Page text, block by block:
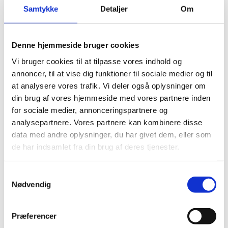
Samtykke Detaljer Om
Denne hjemmeside bruger cookies
Vi bruger cookies til at tilpasse vores indhold og
annoncer, til at vise dig funktioner til sociale medier og til
at analysere vores trafik. Vi deler også oplysninger om
din brug af vores hjemmeside med vores partnere inden
for sociale medier, annonceringspartnere og
analysepartnere. Vores partnere kan kombinere disse
data med andre oplysninger, du har givet dem, eller som
de har indsamlet fra din brug af deres tjenester.
Nødvendig
Præferencer
handlingsplaner. Ministerkonferencen i Leuven i maj
analyse.
Ved konferencen i Bukarest i 2012 forpligtede
ministrene sig til at gennemgå deres nationale
lovgivning for at sikre, at den er i overensstemmelse
med Lissabonkonventionen. De hilste European Area of
Recognition-manualen velkommen og anbefalede, at
den benyttes som et sæt retningslinjer for
anerkendelse af udenlandske
uddannelseskvalifikationer og som et kompendium
over god praksis. Desuden blev både videregående
anerkendelsesprocedurer som led i den interne og
eksterne kvalitetssikring.
guidelines for fair recognition of qualifications